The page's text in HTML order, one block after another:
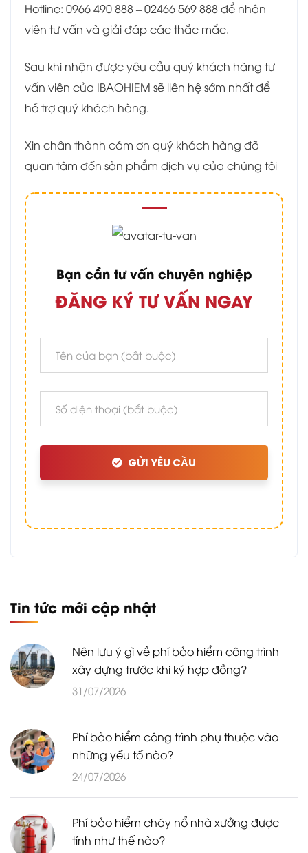
Hotline: 0966 490 888 – 02466 569 888 để nhân
viên tư vấn và giải đáp các thắc mắc.
Sau khi nhận được yêu cầu quý khách hàng tư
vấn viên của IBAOHIEM sẽ liên hệ sớm nhất để
hỗ trợ quý khách hàng.
Xin chân thành cám ơn quý khách hàng đã
quan tâm đến sản phẩm dịch vụ của chúng tôi
Bạn cần tư vấn chuyên nghiệp
ĐĂNG KÝ TƯ VẤN NGAY
GỬI YÊU CẦU
Tin tức mới cập nhật
Nên lưu ý gì về phí bảo hiểm công trình
xây dựng trước khi ký hợp đồng?
31/07/2026
Phí bảo hiểm công trình phụ thuộc vào
những yếu tố nào?
24/07/2026
Phí bảo hiểm cháy nổ nhà xưởng được
tính như thế nào?